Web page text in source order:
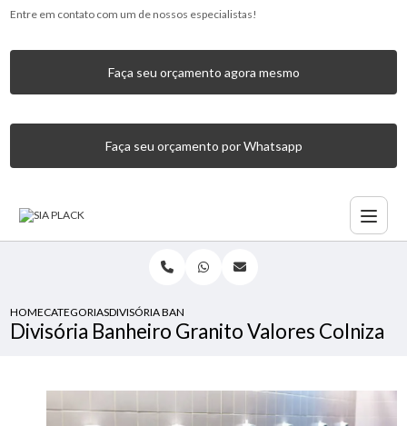
Entre em contato com um de nossos especialistas!
Faça seu orçamento agora mesmo
Faça seu orçamento por Whatsapp
HOMECATEGORIASDIVISÓRIA BANHEIRO GRANITO VALORES COLNIZA
Divisória Banheiro Granito Valores Colniza